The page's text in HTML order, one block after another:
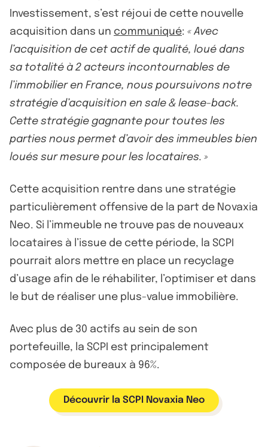
Investissement, s’est réjoui de cette nouvelle
acquisition dans un communiqué: « Avec
l’acquisition de cet actif de qualité, loué dans
sa totalité à 2 acteurs incontournables de
l’immobilier en France, nous poursuivons notre
stratégie d’acquisition en sale & lease-back.
Cette stratégie gagnante pour toutes les
parties nous permet d’avoir des immeubles bien
loués sur mesure pour les locataires. »
Cette acquisition rentre dans une stratégie
particulièrement offensive de la part de Novaxia
Neo. Si l’immeuble ne trouve pas de nouveaux
locataires à l’issue de cette période, la SCPI
pourrait alors mettre en place un recyclage
d’usage afin de le réhabiliter, l’optimiser et dans
le but de réaliser une plus-value immobilière.
Avec plus de 30 actifs au sein de son
portefeuille, la SCPI est principalement
composée de bureaux à 96%.
Découvrir la SCPI Novaxia Neo